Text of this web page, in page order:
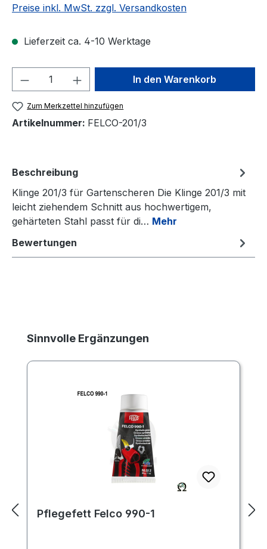
Preise inkl. MwSt. zzgl. Versandkosten
Lieferzeit ca. 4-10 Werktage
Produkt Anzahl: Gib denIn den Warenkorb
Zum Merkzettel hinzufügen
Artikelnummer: FELCO-201/3
Beschreibung
Klinge 201/3 für Gartenscheren Die Klinge 201/3 mit
leicht ziehendem Schnitt aus hochwertigem,
gehärteten Stahl passt für di… Mehr
Bewertungen
Produktgalerie überspringen
Sinnvolle Ergänzungen
Pflegefett Felco 990-1